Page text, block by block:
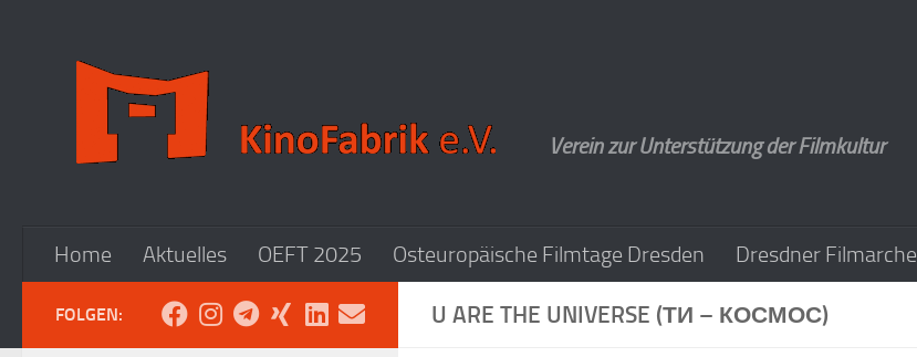
Verein zur Unterstützung der Filmkultur
Home Aktuelles OEFT 2025 Osteuropäische Filmtage Dresden Dresdner Filmarche
U ARE THE UNIVERSE (ТИ – КОСМОС)
FOLGEN: